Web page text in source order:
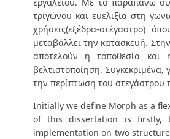
τριγώνου και ευελιξία στη
χρήσεις(εξέδρα-στέγαστρο)
μεταβάλλει την κατασκευή.
αποτελούν η τοποθεσία και
βελτιστοποίηση.
την περίπτωση του στεγάστρου
Initially we define Morph as a
of this dissertation is firstly,
implementation on two